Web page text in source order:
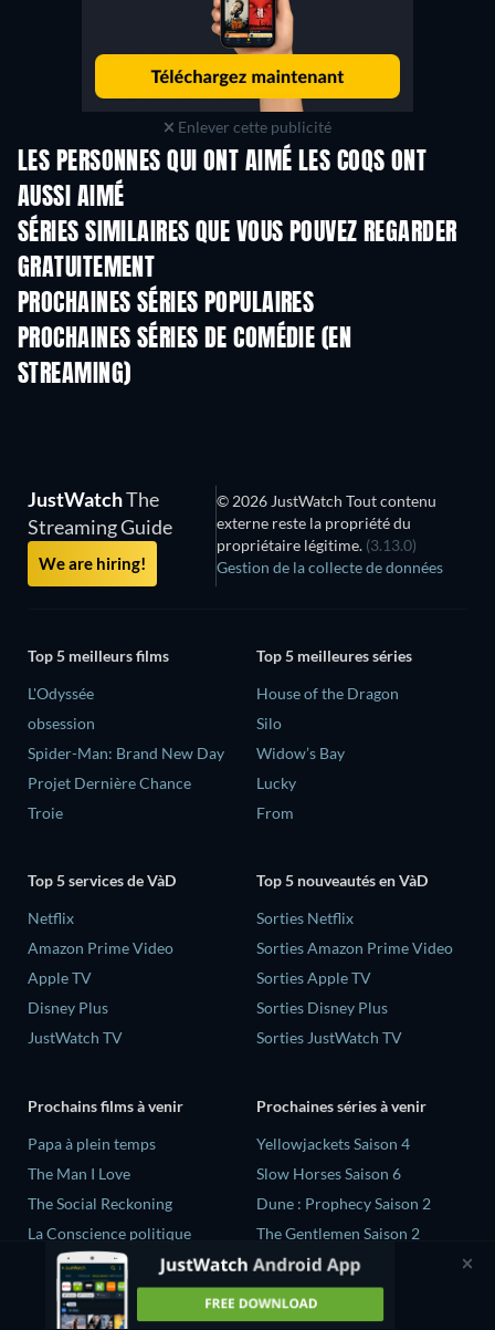
Enlever cette publicité
LES PERSONNES QUI ONT AIMÉ LES COQS ONT
AUSSI AIMÉ
SÉRIES SIMILAIRES QUE VOUS POUVEZ REGARDER
GRATUITEMENTSérie
PROCHAINES SÉRIES POPULAIRES
Série Série
PROCHAINES SÉRIES DE COMÉDIE (EN
STREAMING)Saison 6
JustWatchThe
Streaming Guide
We are hiring!
© 2026 JustWatch Tout contenu
externe reste la propriété du
propriétaire légitime. (3.13.0)
Gestion de la collecte de données
Top 5 meilleurs films
L'Odyssée
obsession
Spider-Man: Brand New Day
Projet Dernière Chance
Troie
Top 5 meilleures séries
House of the Dragon
Silo
Widow’s Bay
Lucky
From
Top 5 services de VàD
Netflix
Amazon Prime Video
Apple TV
Disney Plus
JustWatch TV
Top 5 nouveautés en VàD
Sorties Netflix
Sorties Amazon Prime Video
Sorties Apple TV
Sorties Disney Plus
Sorties JustWatch TV
Prochains films à venir
‎Papa à plein temps
The Man I Love
The Social Reckoning
La Conscience politique
In All My Journeys I Am
Returning
Prochaines séries à venir
Yellowjackets Saison 4
Slow Horses Saison 6
Dune : Prophecy Saison 2
The Gentlemen Saison 2
Love Is Blind: UK Saison 3